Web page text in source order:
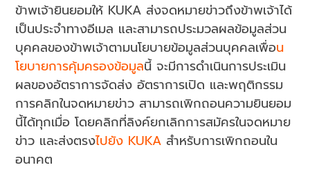
ข้าพเจ้ายินยอมให้ KUKA ส่งจดหมายข่าวถึงข้าพเจ้าได้
เป็นประจำทางอีเมล และสามารถประมวลผลข้อมูลส่วน
บุคคลของข้าพเจ้าตามนโยบายข้อมูลส่วนบุคคลเพื่อน
โยบายการคุ้มครองข้อมูลนี้ จะมีการดำเนินการประเมิน
ผลของอัตราการจัดส่ง อัตราการเปิด และพฤติกรรม
การคลิกในจดหมายข่าว สามารถเพิกถอนความยินยอม
นี้ได้ทุกเมื่อ โดยคลิกที่ลิงค์ยกเลิกการสมัครในจดหมาย
ข่าว และส่งตรงไปยัง KUKA สำหรับการเพิกถอนใน
อนาคต